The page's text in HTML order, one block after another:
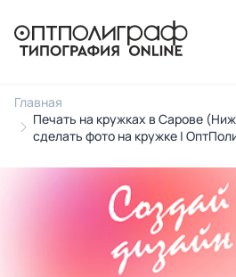
Главная
Печать на кружках в Сарове
сделать фото на кружке |